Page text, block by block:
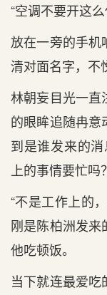
“空调不要开这
放在一旁的手机
清对面名字，不
林朝妄目光一直
的眼眸追随冉
到是谁发来的
上的事情要忙吗
“不是工作上的
刚是陈柏洲发来
他吃顿饭。
当下就连最爱